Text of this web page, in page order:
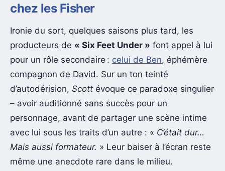
chez les Fisher
Ironie du sort, quelques saisons plus tard, les
producteurs de « Six Feet Under » font appel à lui
pour un rôle secondaire : celui de Ben, éphémère
compagnon de David. Sur un ton teinté
d’autodérision, Scott évoque ce paradoxe singulier
– avoir auditionné sans succès pour un
personnage, avant de partager une scène intime
avec lui sous les traits d’un autre : « C’était dur…
Mais aussi formateur. » Leur baiser à l’écran reste
même une anecdote rare dans le milieu.